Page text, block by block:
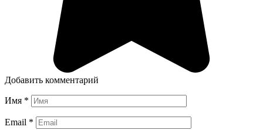
Добавить комментарий
Имя *
Email *